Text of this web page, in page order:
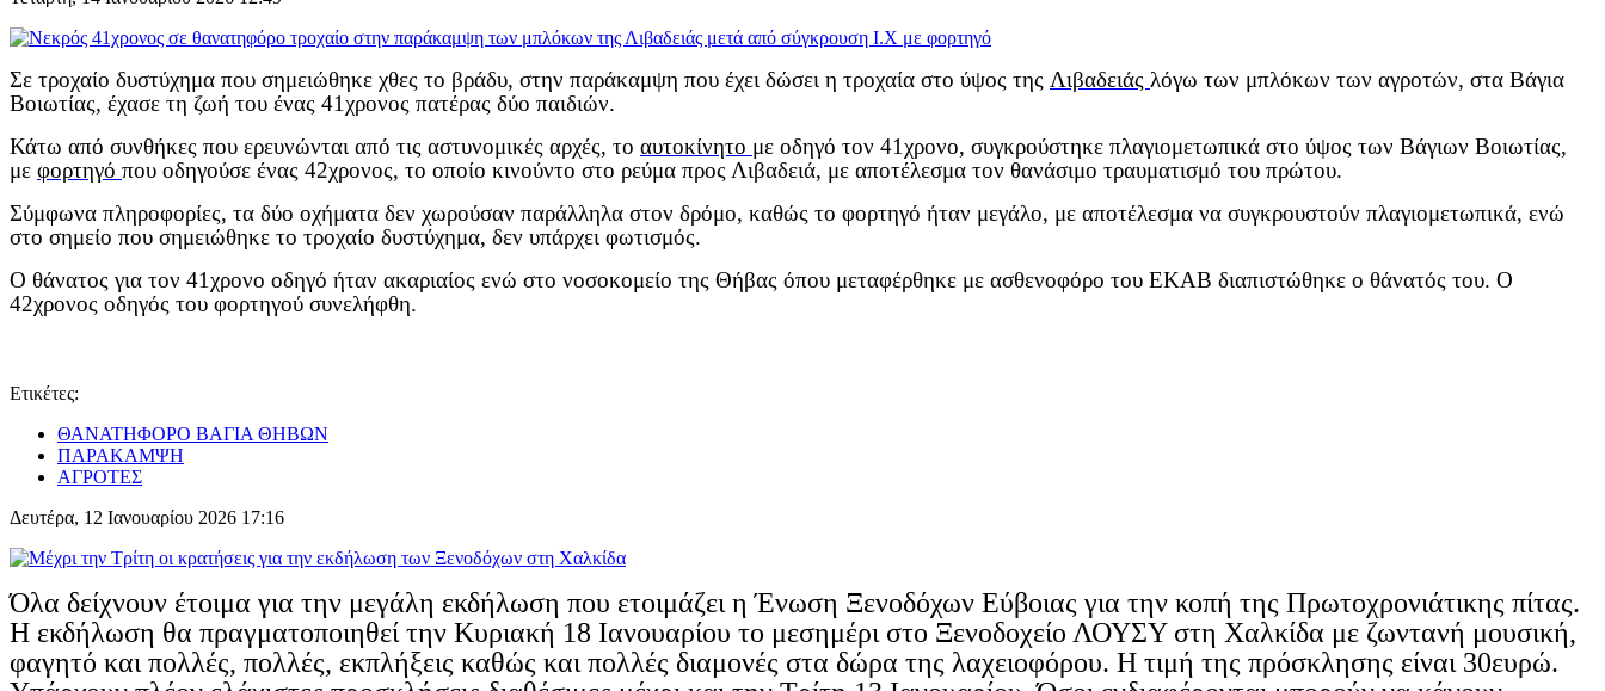
Σε τροχαίο δυστύχημα που σημειώθηκε χθες το βράδυ, στην παράκαμψη που έχει δώσει η τροχαία στο ύψος της Λιβαδειάς λόγω των μπλόκων των αγροτών, στα Βάγια
Βοιωτίας, έχασε τη ζωή του ένας 41χρονος πατέρας δύο παιδιών.
Κάτω από συνθήκες που ερευνώνται από τις αστυνομικές αρχές, το αυτοκίνητο με οδηγό τον 41χρονο, συγκρούστηκε πλαγιομετωπικά στο ύψος των Βάγιων Βοιωτίας,
με φορτηγό που οδηγούσε ένας 42χρονος, το οποίο κινούντο στο ρεύμα προς Λιβαδειά, με αποτέλεσμα τον θανάσιμο τραυματισμό του πρώτου.
Σύμφωνα πληροφορίες, τα δύο οχήματα δεν χωρούσαν παράλληλα στον δρόμο, καθώς το φορτηγό ήταν μεγάλο, με αποτέλεσμα να συγκρουστούν πλαγιομετωπικά, ενώ
στο σημείο που σημειώθηκε το τροχαίο δυστύχημα, δεν υπάρχει φωτισμός.
Ο θάνατος για τον 41χρονο οδηγό ήταν ακαριαίος ενώ στο νοσοκομείο της Θήβας όπου μεταφέρθηκε με ασθενοφόρο του ΕΚΑΒ διαπιστώθηκε ο θάνατός του. Ο
42χρονος οδηγός του φορτηγού συνελήφθη.
Ετικέτες:
ΘΑΝΑΤΗΦΟΡΟ ΒΑΓΙΑ ΘΗΒΩΝ
ΠΑΡΑΚΑΜΨΗ
ΑΓΡΟΤΕΣ
Δευτέρα, 12 Ιανουαρίου 2026 17:16
Όλα δείχνουν έτοιμα για την μεγάλη εκδήλωση που ετοιμάζει η Ένωση Ξενοδόχων Εύβοιας για την κοπή της Πρωτοχρονιάτικης πίτας.
Η εκδήλωση θα πραγματοποιηθεί την Κυριακή 18 Ιανουαρίου το μεσημέρι στο Ξενοδοχείο ΛΟΥΣΥ στη Χαλκίδα με ζωντανή μουσική,
φαγητό και πολλές, πολλές, εκπλήξεις καθώς και πολλές διαμονές στα δώρα της λαχειοφόρου. Η τιμή της πρόσκλησης είναι 30ευρώ.